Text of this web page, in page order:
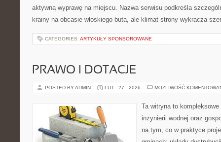
aktywną wyprawę na miejscu. Nazwa serwisu podkreśla
krainy na obcasie włoskiego buta, ale klimat strony wykracza
CATEGORIES: ARTYKUŁY SPONSOROWANE
PRAWO I DOTACJE
POSTED BY ADMIN LUT - 27 - 2026 MOŻLIWOŚĆ
Ta witryna to
inżynierii wodnej oraz
na tym, co w praktyce